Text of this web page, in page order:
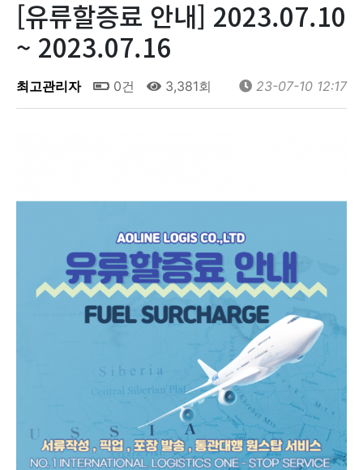
[유류할증료 안내] 2023.07.10
~ 2023.07.16
최고관리자 0건 3,381회 23-07-10 12:17